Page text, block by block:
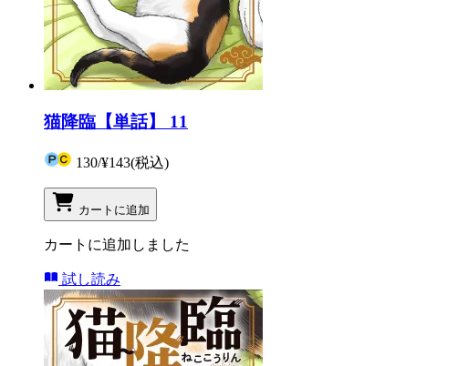
猫降臨【単話】 11
130/¥143(税込)
カートに追加
カートに追加しました
試し読み